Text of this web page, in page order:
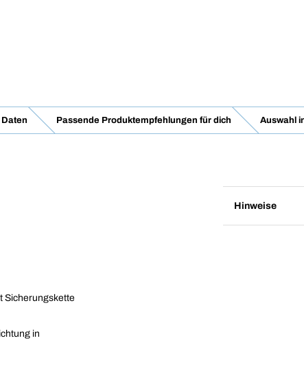
Passende Produktempfehlungen für dich Auswahl
Sicherungskette
in
Hinweise